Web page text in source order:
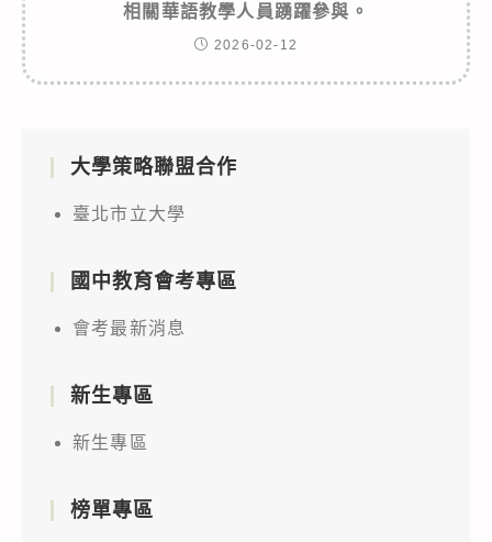
相關華語教學人員踴躍參與。
2026-02-12
大學策略聯盟合作
臺北市立大學
國中教育會考專區
會考最新消息
新生專區
新生專區
榜單專區